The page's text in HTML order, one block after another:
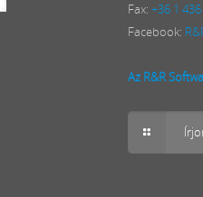
Fax: +36 1
Facebook:
Az R&R